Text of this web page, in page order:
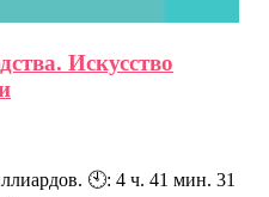
Искусство
🕙: 4 ч. 41 мин. 31